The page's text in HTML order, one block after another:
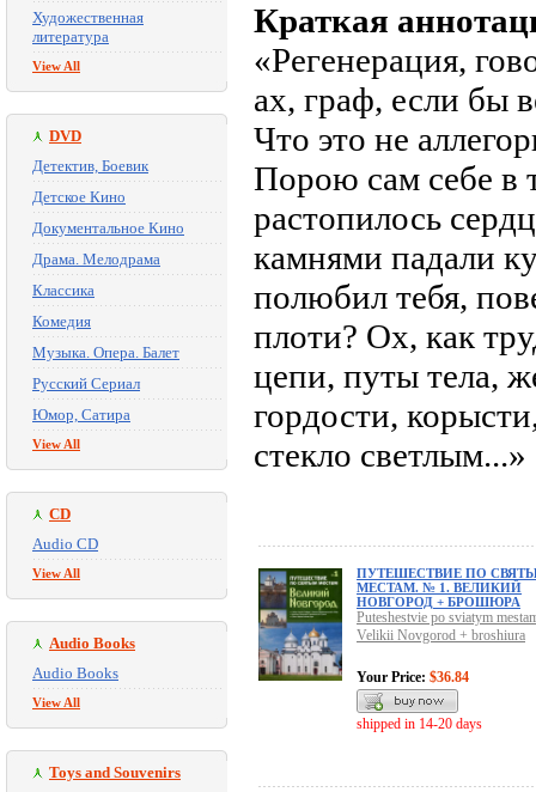
Художественная
литература
View All
DVD
Детектив, Боевик
Детское Кино
Документальное Кино
Драма. Мелодрама
Классика
Комедия
Музыка. Опера. Балет
Русский Сериал
Юмор, Сатира
View All
CD
Audio CD
View All
Audio Books
Audio Books
View All
Toys and Souvenirs
Краткая
«Регенерация,
ах, граф, если бы
Что это не
Порою сам себе в
растопилось
камнями падали
полюбил тебя,
плоти? Ох, как
цепи, путы тела,
гордости,
стекло светлым...»
ПУТЕШЕСТВИЕ ПО
МЕСТАМ. № 1. ВЕЛИКИЙ
НОВГОРОД + БРОШЮРА
Puteshestvie po sviatym
Velikii Novgorod + broshiura
Your Price: $36.84
shipped in 14-20 days